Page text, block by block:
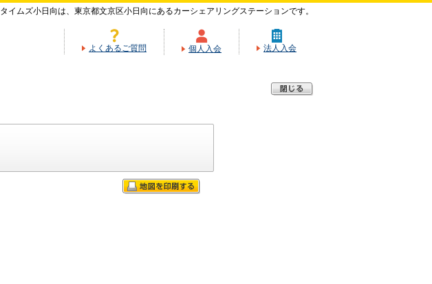
タイムズ小日向は、東京都文京区小日向にあるカーシェアリングステーションです。
よくあるご質問 個人入会 法人入会